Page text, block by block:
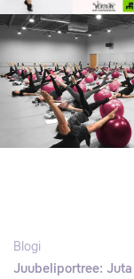
Blogi
Juubeliportree: